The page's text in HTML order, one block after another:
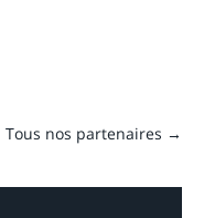
Tous nos partenaires →